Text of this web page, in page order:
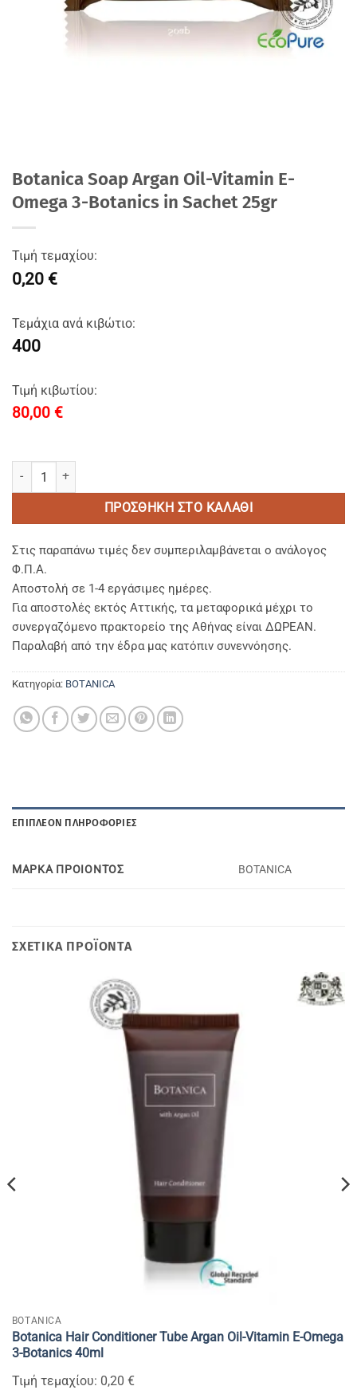
Botanica Soap Argan Oil-Vitamin E-
Omega 3-Botanics in Sachet 25gr
Τιμή τεμαχίου:
0,20 €
Τεμάχια ανά κιβώτιο:
400
Τιμή κιβωτίου:
80,00 €
Botanica Soap Argan Oil-Vitamin E-Omega 3-Botanics in Sachet 25gr
ΠΡΟΣΘΉΚΗ ΣΤΟ ΚΑΛΆΘΙ
Στις παραπάνω τιμές δεν συμπεριλαμβάνεται ο ανάλογος
Φ.Π.Α.
Αποστολή σε 1-4 εργάσιμες ημέρες.
Για αποστολές εκτός Αττικής, τα μεταφορικά μέχρι το
συνεργαζόμενο πρακτορείο της Αθήνας είναι ΔΩΡΕΑΝ.
Παραλαβή από την έδρα μας κατόπιν συνεννόησης.
Κατηγορία: BOTANICA
ΕΠΙΠΛΈΟΝ ΠΛΗΡΟΦΟΡΊΕΣ
ΜΑΡΚΑ ΠΡΟΙΟΝΤΟΣ BOTANICA
ΣΧΕΤΙΚΆ ΠΡΟΪΌΝΤΑ
BOTANICA
Botanica Hair Conditioner Tube Argan Oil-Vitamin E-Omega
3-Botanics 40ml
Τιμή τεμαχίου: 0,20 €